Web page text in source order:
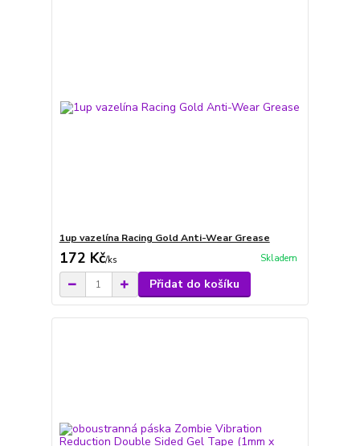
1up vazelína Racing Gold Anti-Wear Grease
172 Kč/ks Skladem
Přidat do košíku